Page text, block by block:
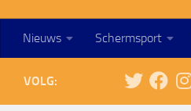
Nieuws Schermsport
VOLG: